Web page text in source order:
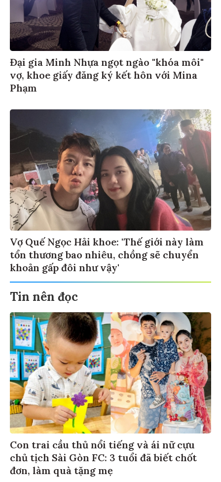
Đại gia Minh Nhựa ngọt ngào "khóa môi"
vợ, khoe giấy đăng ký kết hôn với Mina
Phạm
Vợ Quế Ngọc Hải khoe: 'Thế giới này làm
tổn thương bao nhiêu, chồng sẽ chuyển
khoản gấp đôi như vậy'
Tin nên đọc
Con trai cầu thủ nổi tiếng và ái nữ cựu
chủ tịch Sài Gòn FC: 3 tuổi đã biết chốt
đơn, làm quà tặng mẹ